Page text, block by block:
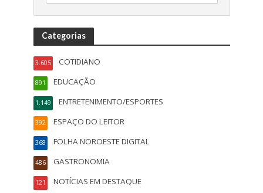
Categorias
COTIDIANO
3.605
EDUCAÇÃO
891
ENTRETENIMENTO/ESPORTES
1.149
ESPAÇO DO LEITOR
392
FOLHA NOROESTE DIGITAL
368
GASTRONOMIA
486
NOTÍCIAS EM DESTAQUE
121